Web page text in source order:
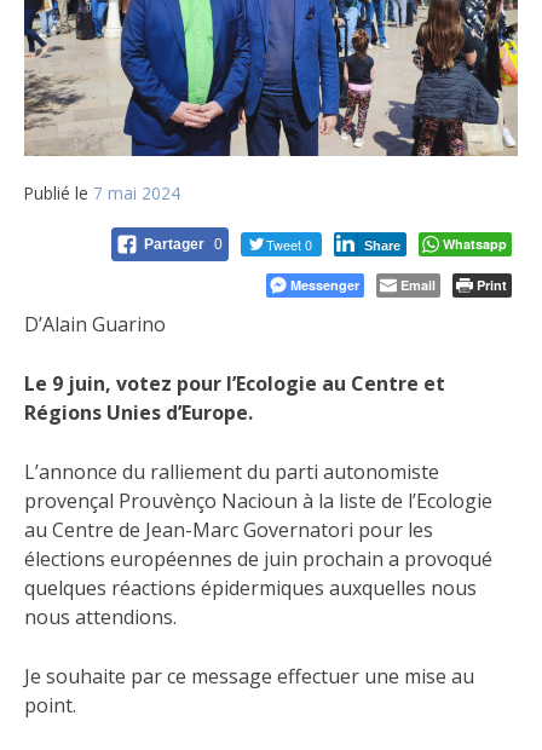
Publié le 7 mai 2024
Partager 0 Tweet 0 Share Whatsapp
Messenger Email Print
D’Alain Guarino
Le 9 juin, votez pour l’Ecologie au Centre et
Régions Unies d’Europe.
L’annonce du ralliement du parti autonomiste
provençal Prouvènço Nacioun à la liste de l’Ecologie
au Centre de Jean-Marc Governatori pour les
élections européennes de juin prochain a provoqué
quelques réactions épidermiques auxquelles nous
nous attendions.
Je souhaite par ce message effectuer une mise au
point.